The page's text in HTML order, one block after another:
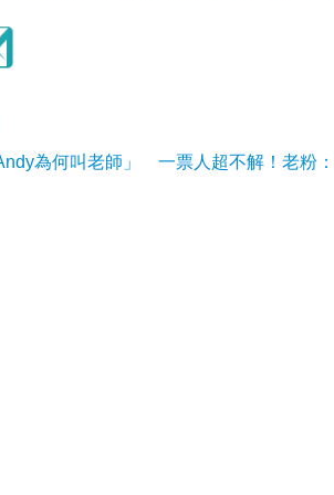
為何叫老師」 一票人超不解！老粉